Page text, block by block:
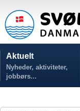
Aktuelt
Nyheder, aktiviteter,
jobbørs...